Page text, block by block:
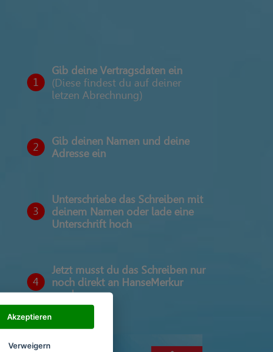
1
Gib deine Vertragsdaten ein
(Diese findest du auf deiner
letzen Abrechnung)
2
Gib deinen Namen und deine
Adresse ein
3
Unterschriebe das Schreiben mit
deinem Namen oder lade eine
Unterschrift hoch
4
Jetzt musst du das Schreiben nur
noch direkt an HanseMerkur
senden
Akzeptieren
Verweigern